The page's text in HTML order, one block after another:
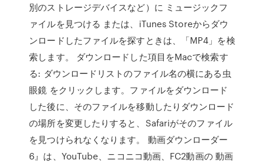
別のストレージデバイスなど）に ミュージックフ
ァイルを見つける または、iTunes Storeからダウ
ンロードしたファイルを探すときは、「MP4」を検
索します。 ダウンロードした項目をMacで検索す
る: ダウンロードリストのファイル名の横にある虫
眼鏡 をクリックします。ファイルをダウンロード
した後に、そのファイルを移動したりダウンロード
の場所を変更したりすると、Safariがそのファイル
を見つけられなくなります。 動画ダウンローダー
6』は、YouTube、ニコニコ動画、FC2動画の 動画